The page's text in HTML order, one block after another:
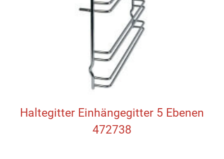
Haltegitter Einhängegitter 5 Ebenen
472738